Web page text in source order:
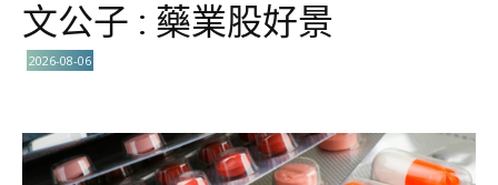
文公子 : 藥業股好景
2026-08-06